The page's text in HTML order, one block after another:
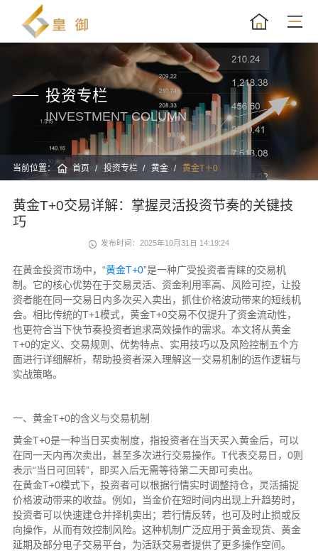
投资专栏
INVESTMENT COLUMN
当前位置： 首页 投资专栏 黄金 黄金T＋0
黄金T+0交易详解：掌握灵活投资节奏的关键技
巧
发布时间：2025年10月31日 14:19:24
在黄金投资市场中，“黄金T+0”是一种广受投资者青睐的交易机
制。它的核心优势在于交易灵活、资金利用率高、风险可控，让投
资者能在同一交易日内多次买入卖出，抓住价格波动带来的短线机
会。相比传统的T+1模式，黄金T+0交易不仅提升了资金流动性，
也更符合当下快节奏投资者追求高效操作的需求。本文将从黄金
T+0的定义、交易规则、优势特点、实用技巧以及风险控制五个方
面进行详细解析，帮助投资者深入理解这一交易机制的运作逻辑与
实战策略。
一、黄金T+0的含义与交易机制
黄金T+0是一种当日买卖制度，指投资者在当天买入黄金后，可以
在同一天内再次卖出，甚至多次进行交易操作。T代表交易日，0则
表示“当日可回转”，即买入后无需等待第二天即可卖出。
在黄金T+0模式下，投资者可以根据行情实时调整持仓，灵活捕捉
价格波动带来的收益。例如，当金价在短时间内出现上升趋势时，
投资者可以快速建仓并择机卖出；若行情反转，也可及时止损或反
向操作，从而有效控制风险。这种机制广泛应用于黄金现货、黄金
延期及部分电子交易平台，为活跃交易者提供了更多操作空间。